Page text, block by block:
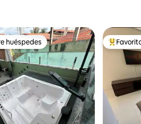
huéspedes
huéspedes Favorito